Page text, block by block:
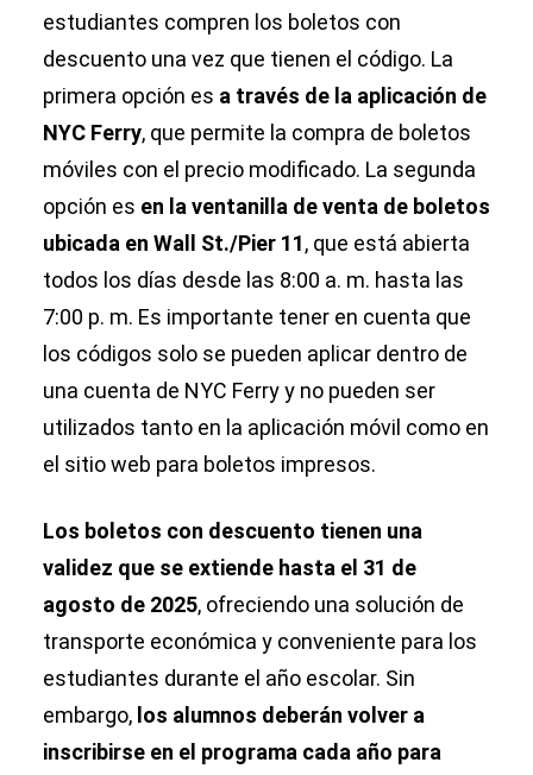
estudiantes compren los boletos con
descuento una vez que tienen el código. La
primera opción es a través de la aplicación de
NYC Ferry, que permite la compra de boletos
móviles con el precio modificado. La segunda
opción es en la ventanilla de venta de boletos
ubicada en Wall St./Pier 11, que está abierta
todos los días desde las 8:00 a. m. hasta las
7:00 p. m. Es importante tener en cuenta que
los códigos solo se pueden aplicar dentro de
una cuenta de NYC Ferry y no pueden ser
utilizados tanto en la aplicación móvil como en
el sitio web para boletos impresos.
Los boletos con descuento tienen una
validez que se extiende hasta el 31 de
agosto de 2025, ofreciendo una solución de
transporte económica y conveniente para los
estudiantes durante el año escolar. Sin
embargo, los alumnos deberán volver a
inscribirse en el programa cada año para